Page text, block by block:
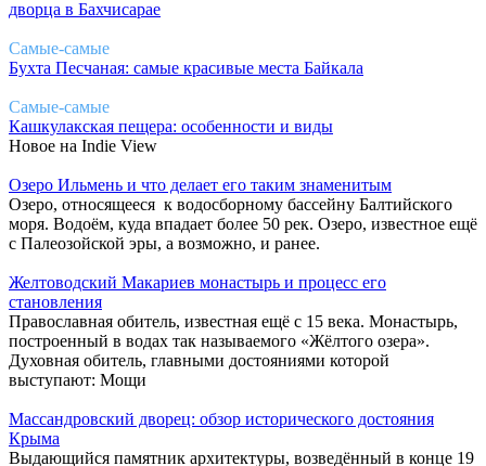
дворца в Бахчисарае
Самые-самые
Бухта Песчаная: самые красивые места Байкала
Самые-самые
Кашкулакская пещера: особенности и виды
Новое на Indie View
Озеро Ильмень и что делает его таким знаменитым
Озеро, относящееся к водосборному бассейну Балтийского
моря. Водоём, куда впадает более 50 рек. Озеро, известное ещё
с Палеозойской эры, а возможно, и ранее.
Желтоводский Макариев монастырь и процесс его
становления
Православная обитель, известная ещё с 15 века. Монастырь,
построенный в водах так называемого «Жёлтого озера».
Духовная обитель, главными достояниями которой
выступают: Мощи
Массандровский дворец: обзор исторического достояния
Крыма
Выдающийся памятник архитектуры, возведённый в конце 19